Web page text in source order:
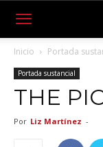
Inicio Portada
Portada sustancial
THE
Por Liz Martínez -